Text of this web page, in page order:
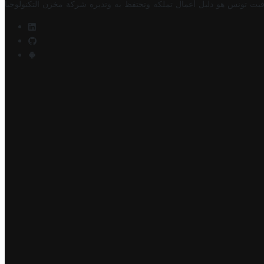
تونس هو دليل أعمال تملكه وتحتفظ به وتديره شركة مخزن التكنولوجيا